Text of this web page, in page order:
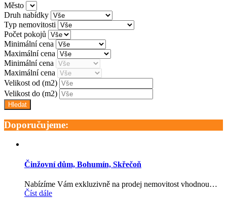
Město
Druh nabídky
Typ nemovitosti
Počet pokojů
Minimální cena
Maximální cena
Minimální cena
Maximální cena
Velikost od (m2)
Velikost do (m2)
Doporučujeme:
Činžovní dům, Bohumín, Skřečoň
Nabízíme Vám exkluzivně na prodej nemovitost vhodnou…
Číst dále